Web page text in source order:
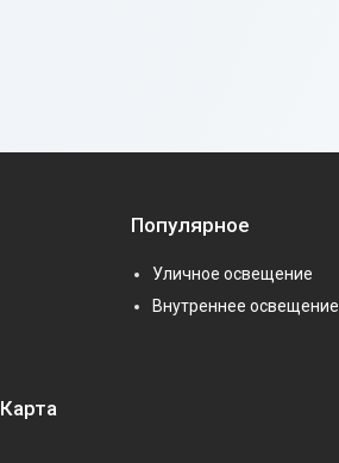
Популярное
Уличное освещение
Внутреннее освещение
Карта